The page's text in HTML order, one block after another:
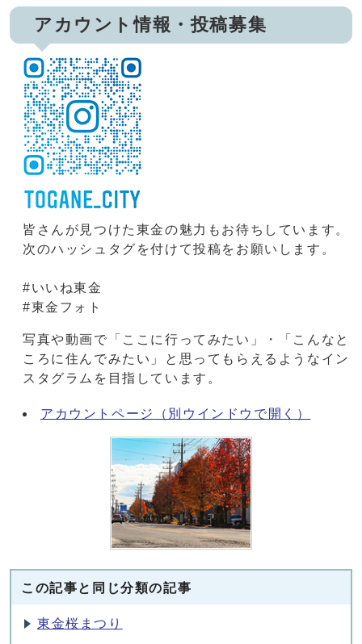
アカウント情報・投稿募集
皆さんが見つけた東金の魅力もお待ちしています。
次のハッシュタグを付けて投稿をお願いします。
#いいね東金
#東金フォト
写真や動画で「ここに行ってみたい」・「こんなと
ころに住んでみたい」と思ってもらえるようなイン
スタグラムを目指しています。
アカウントページ （別ウインドウで開く）
この記事と同じ分類の記事
東金桜まつり